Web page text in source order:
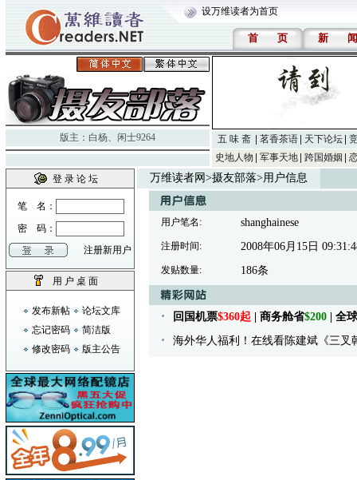
设万维读者为首页
首 页 新 闻
版主： 白杨、 闲士9264 五 味 斋 茗香茶语 天下论坛
史地人物
军事天地 跨国婚姻
登 录 论 坛
笔 名：
密 码：
注册新用户
用 户 桌 面
发布新帖
论坛文库
忘记密码
简洁版
修改密码
版主公告
万维读者网 >摄友部落>用户信息
用户笔名: shanghainese
注册时间: 2008年06月15日
发贴数量: 186条
回国机票$360起 | 商务舱省$200 | 全
海外华人福利！在线看陈建斌《三